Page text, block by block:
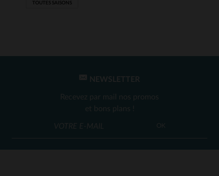
TAILLES DISPONIBLES
TOUTES SAISONS
NEWSLETTER
Recevez par mail nos promos
et bons plans !
OK